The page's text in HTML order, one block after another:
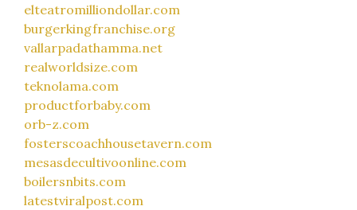
elteatromilliondollar.com
burgerkingfranchise.org
vallarpadathamma.net
realworldsize.com
teknolama.com
productforbaby.com
orb-z.com
fosterscoachhousetavern.com
mesasdecultivoonline.com
boilersnbits.com
latestviralpost.com